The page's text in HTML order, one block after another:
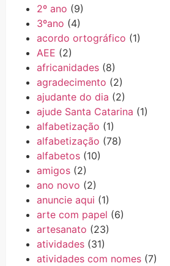
2º ano (9)
3ºano (4)
acordo ortográfico (1)
AEE (2)
africanidades (8)
agradecimento (2)
ajudante do dia (2)
ajude Santa Catarina (1)
alfabetização (1)
alfabetização (78)
alfabetos (10)
amigos (2)
ano novo (2)
anuncie aqui (1)
arte com papel (6)
artesanato (23)
atividades (31)
atividades com nomes (7)